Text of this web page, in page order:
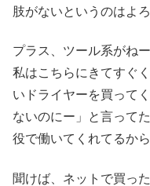
かなシャンプーはほとんど試し...
肢がないというのはよ
プラス、ツール系がねー
私はこちらにきてすぐ
いドライヤーを買って
ないのにー」と言って
役で働いてくれてるか
聞けば、ネットで買っ